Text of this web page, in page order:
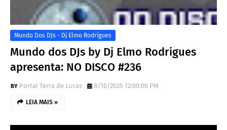
Mundo Dos DJs - Dj Elmo Rodrigues
Mundo dos DJs by Dj Elmo Rodrigues
apresenta: NO DISCO #236
Portal Terra de Lucas 8/10/2025 12:00:00 PM
LEIA MAIS »